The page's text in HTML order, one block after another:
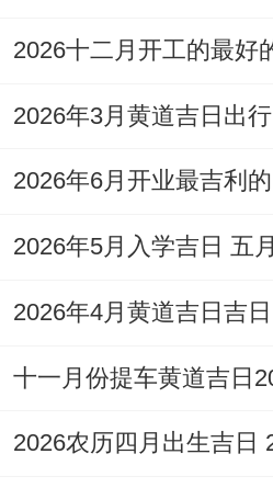
新的开始光明正大，前
西，属蛇者慎用。
乙巳年己丑月癸巳日.此
十二神为定日，玉堂主
定？此日冲猪煞东，属
2026年01月20日，星期
除十二神为执日，执日
2026年5月入学吉日 五